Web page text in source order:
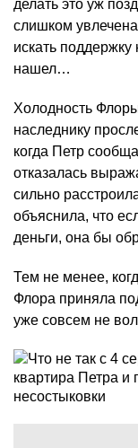
делать это уж
слишком
искать поддержку
нашел…
Холодность
наследнику
когда Петр
отказалась
сильно
объяснила, что
деньги, она бы
Тем не менее,
Флора приняла
уже совсем не